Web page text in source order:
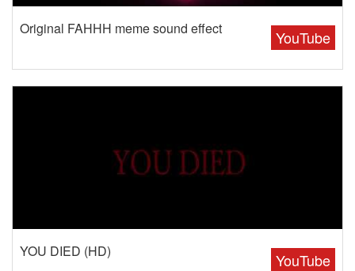
YouTube
Original FAHHH meme sound effect
YouTube
YOU DIED (HD)